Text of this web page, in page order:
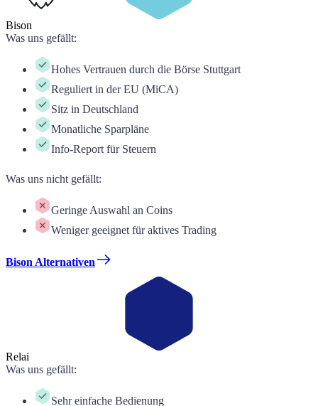
Bison
Was uns gefällt:
Hohes Vertrauen durch die Börse Stuttgart
Reguliert in der EU (MiCA)
Sitz in Deutschland
Monatliche Sparpläne
Info-Report für Steuern
Was uns nicht gefällt:
Geringe Auswahl an Coins
Weniger geeignet für aktives Trading
Bison Alternativen
Relai
Was uns gefällt:
Sehr einfache Bedienung